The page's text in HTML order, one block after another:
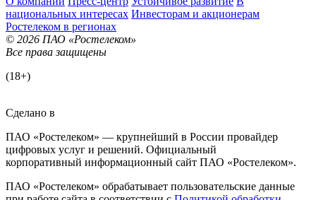
национальных интересах Инвесторам и акционерам
Ростелеком в регионах
© 2026 ПАО «Ростелеком»
Все права защищены
(18+)
Сделано в
ПАО «Ростелеком» — крупнейший в России провайдер
цифровых услуг и решений. Официальный
корпоративный информационный сайт ПАО «Ростелеком».
ПАО «Ростелеком» обрабатывает пользовательские данные